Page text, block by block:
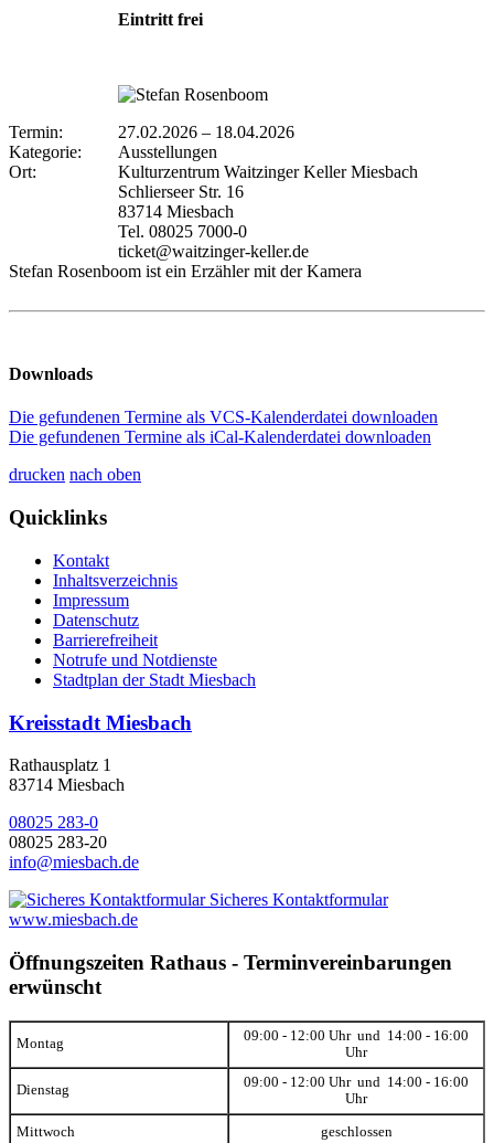
Eintritt frei
Termin: 27.02.2026 – 18.04.2026
Kategorie:
Ausstellungen
Ort:
Kulturzentrum Waitzinger Keller Miesbach
Schlierseer Str. 16
83714 Miesbach
Tel. 08025 7000-0
ticket@waitzinger-keller.de
Stefan Rosenboom ist ein Erzähler mit der Kamera
Downloads
Die gefundenen Termine als VCS-Kalenderdatei downloaden
Die gefundenen Termine als iCal-Kalenderdatei downloaden
drucken nach oben
Quicklinks
Kontakt
Inhaltsverzeichnis
Impressum
Datenschutz
Barrierefreiheit
Notrufe und Notdienste
Stadtplan der Stadt Miesbach
Kreisstadt Miesbach
Rathausplatz 1
83714 Miesbach
08025 283-0
08025 283-20
info@miesbach.de
Sicheres Kontaktformular
www.miesbach.de
Öffnungszeiten Rathaus - Terminvereinbarungen
erwünscht
Montag
09:00 - 12:00 Uhr und 14:00 - 16:00
Uhr
Dienstag
09:00 - 12:00 Uhr und 14:00 - 16:00
Uhr
Mittwoch geschlossen